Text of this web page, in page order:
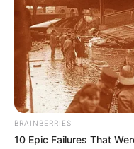
BRAINBERRIES
10 Epic Failures That